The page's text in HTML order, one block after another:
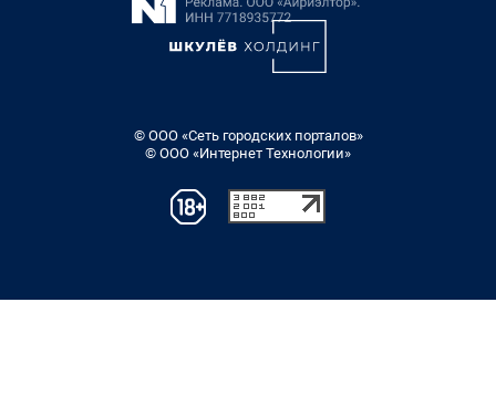
© ООО «Сеть городских порталов»
© ООО «Интернет Технологии»